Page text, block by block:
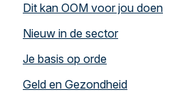
Dit kan OOM voor jou doen
Nieuw in de sector
Je basis op orde
Geld en Gezondheid